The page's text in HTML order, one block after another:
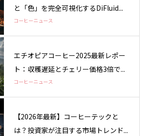
と「色」を完全可視化するDiFluid...
コーヒーニュース
エチオピアコーヒー2025最新レポー
ト：収穫遅延とチェリー価格3倍で...
コーヒーニュース
【2026年最新】コーヒーテックと
は？投資家が注目する市場トレンド...